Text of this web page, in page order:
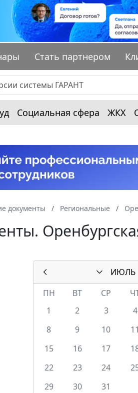
Стать партнером
Социальная сфера ЖКХ
документы Региональные
ИЮЛЬ
ПН
ВТ СР
1
2 3 4
8
9 10 11
15
16 17
22
23 24
29
30 31